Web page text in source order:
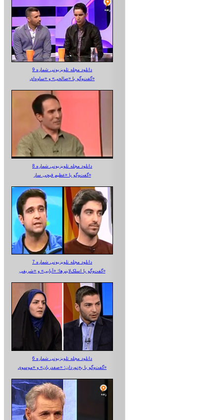
دانلود مجله تلویزیونی شماره 9
گفت‌وگو با «صالحی» و «ساوه‌ای»
دانلود مجله تلویزیونی شماره 8
گفت‌وگو با «عظیم قیچی ساز»
دانلود مجله تلویزیونی شماره 7
گفت‌وگو با اسلک‌لاینرها؛ «آبایی» و «شریفی»
دانلود مجله تلویزیونی شماره 6
گفت‌وگو با یخ‌نوردان؛ «صفدریان» و «موسوی»